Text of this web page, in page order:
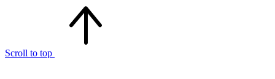
Scroll to top